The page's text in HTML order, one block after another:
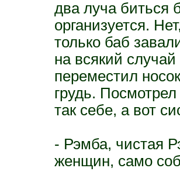
два луча биться
организуется.
только баб
на всякий
переместил
грудь.
так себе, а вот
- Рэмба, чистая
женщин, само